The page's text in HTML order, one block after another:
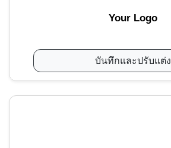
Your Logo
บันทึกและปรับแต่ง